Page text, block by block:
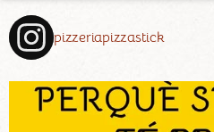
pizzeriapizzastick